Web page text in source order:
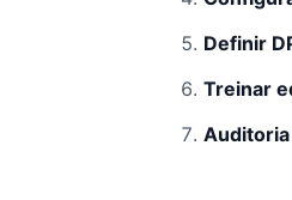
Definir
Treinar